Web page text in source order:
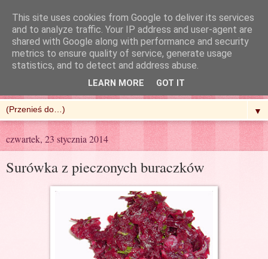
R'n'G Kitchen
▼
czwartek, 23 stycznia 2014
Surówka z pieczonych buraczków
This site uses cookies from Google to deliver its services
and to analyze traffic. Your IP address and user-agent are
shared with Google along with performance and security
metrics to ensure quality of service, generate usage
statistics, and to detect and address abuse.
LEARN MORE GOT IT